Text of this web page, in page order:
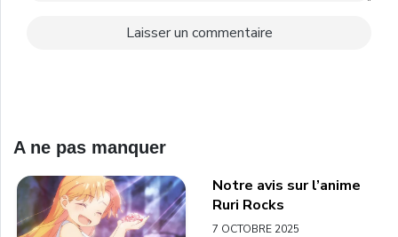
A ne pas manquer
Notre avis sur l’anime
Ruri Rocks
7 OCTOBRE 2025